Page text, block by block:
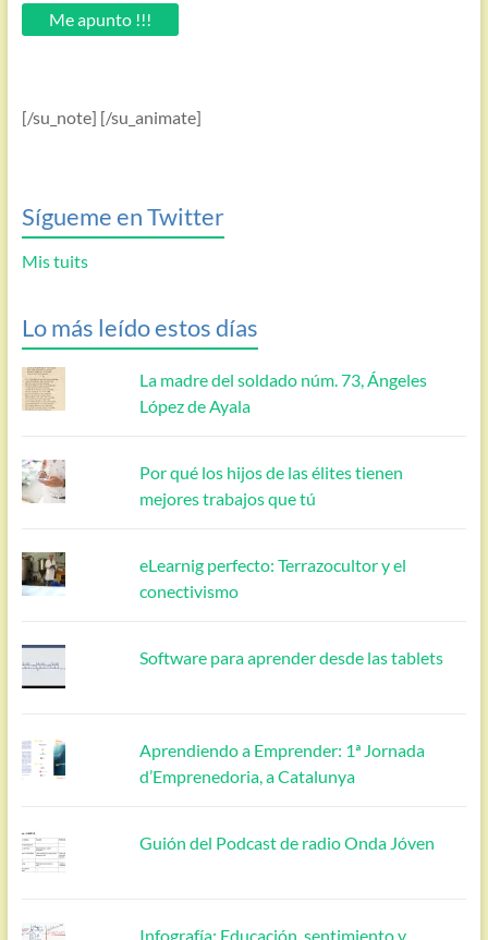
email.Me apunto !!!
[/su_note] [/su_animate]
Sígueme en Twitter
Mis tuits
Lo más leído estos días
La madre del soldado núm. 73, Ángeles
López de Ayala
Por qué los hijos de las élites tienen
mejores trabajos que tú
eLearnig perfecto: Terrazocultor y el
conectivismo
Software para aprender desde las tablets
Aprendiendo a Emprender: 1ª Jornada
d’Emprenedoria, a Catalunya
Guión del Podcast de radio Onda Jóven
Infografía: Educación, sentimiento y